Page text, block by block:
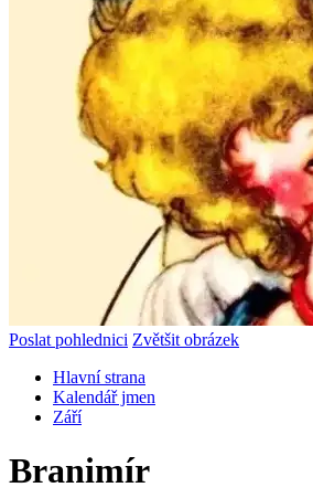
Poslat pohlednici Zvětšit obrázek
Hlavní strana
Kalendář jmen
Září
Branimír